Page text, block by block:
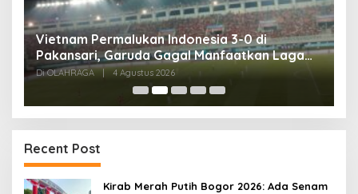
Vietnam Permalukan Indonesia 3-0 di
Pakansari, Garuda Gagal Manfaatkan Laga
Kandang
Di OLAHRAGA 4 Agustus 2026
Recent Post
Kirab Merah Putih Bogor 2026: Ada Senam